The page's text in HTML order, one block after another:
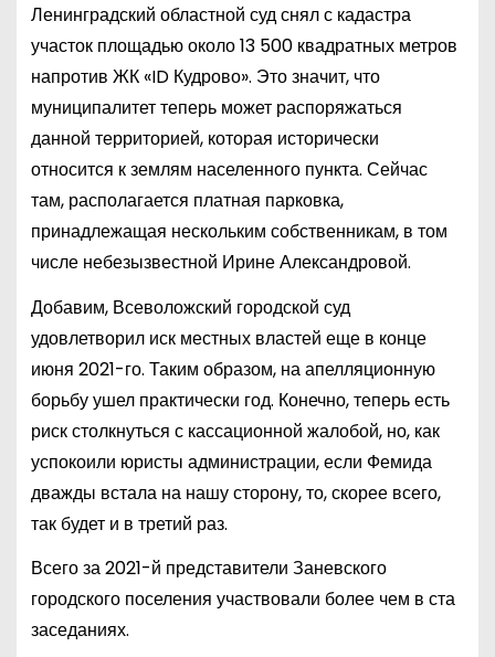
Ленинградский областной суд снял с кадастра
участок площадью около 13 500 квадратных метров
напротив ЖК «ID Кудрово». Это значит, что
муниципалитет теперь может распоряжаться
данной территорией, которая исторически
относится к землям населенного пункта. Сейчас
там, располагается платная парковка,
принадлежащая нескольким собственникам, в том
числе небезызвестной Ирине Александровой.
Добавим, Всеволожский городской суд
удовлетворил иск местных властей еще в конце
июня 2021-го. Таким образом, на апелляционную
борьбу ушел практически год. Конечно, теперь есть
риск столкнуться с кассационной жалобой, но, как
успокоили юристы администрации, если Фемида
дважды встала на нашу сторону, то, скорее всего,
так будет и в третий раз.
Всего за 2021-й представители Заневского
городского поселения участвовали более чем в ста
заседаниях.